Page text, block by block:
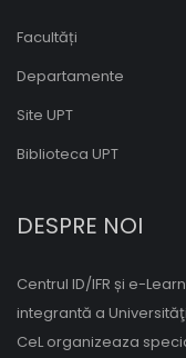
Facultăți
Departamente
Site UPT
Biblioteca UPT
DESPRE NOI
Centrul ID/IFR și e-
integrantă a
CeL organizeaza